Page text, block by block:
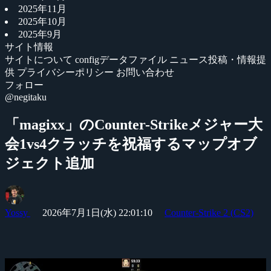
2025年11月
2025年10月
2025年9月
サイト情報
サイトについて configデータファイル ニュース投稿・情報提
供 プライバシーポリシー お問い合わせ
フォロー
@negitaku
「magixx」のCounter-Strikeメジャー大
会1vs4クラッチを祝福するマップオブ
ジェクト追加
Yossy 2026年7月1日(水) 22:01:10 Counter-Strike 2 (CS2)